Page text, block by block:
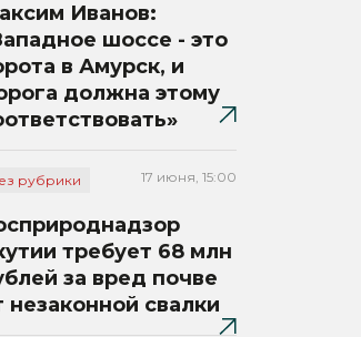
Иванов:
шоссе - это
в Амурск, и
должна этому
рубрики 17 июня, 15:00
требует 68 млн
за вред почве
незаконной свалки